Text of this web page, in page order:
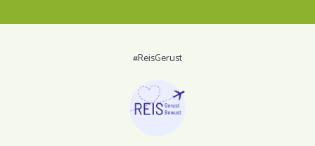
#ReisGerust